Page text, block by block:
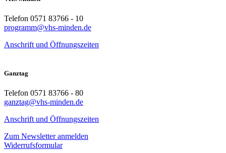
Telefon 0571 83766 - 10
programm@vhs-minden.de
Anschrift und Öffnungszeiten
Ganztag
Telefon 0571 83766 - 80
ganztag@vhs-minden.de
Anschrift und Öffnungszeiten
Zum Newsletter anmelden
Widerrufsformular